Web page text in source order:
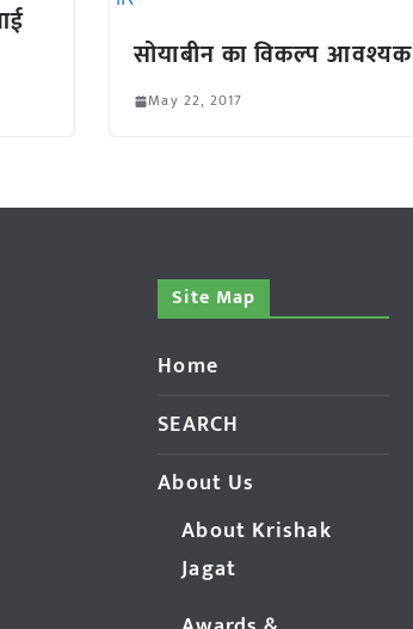
सोयाबीन का विकल्प आवश्यक
May 22, 2017
Site Map
Home
SEARCH
About Us
About Krishak
Jagat